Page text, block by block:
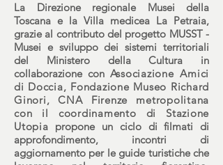
La Direzione regionale Musei della
Toscana e la Villa medicea La Petraia,
grazie al contributo del progetto MUSST -
Musei e sviluppo dei sistemi territoriali
del Ministero della Cultura in
collaborazione con Associazione Amici
di Doccia, Fondazione Museo Richard
Ginori, CNA Firenze metropolitana
con il coordinamento di Stazione
Utopia propone un ciclo di filmati di
approfondimento, incontri di
aggiornamento per le guide turistiche che